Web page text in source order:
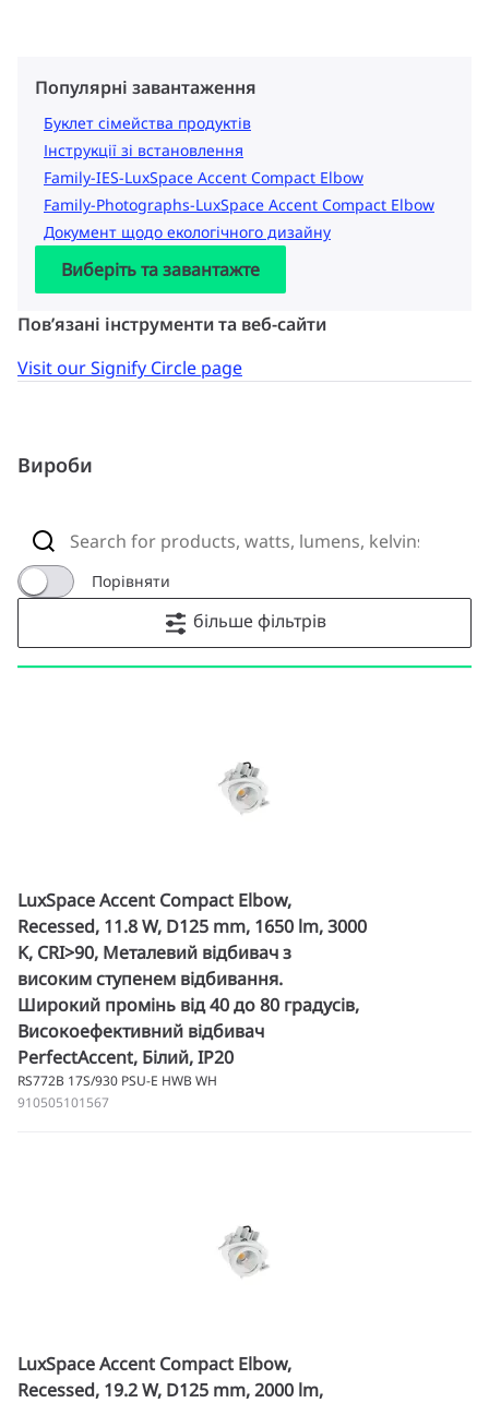
Популярні завантаження
Буклет сімейства продуктів
Інструкції зі встановлення
Family-IES-LuxSpace Accent Compact Elbow
Family-Photographs-LuxSpace Accent Compact Elbow
Документ щодо екологічного дизайну
Виберіть та завантажте
Пов’язані інструменти та веб-сайти
Visit our Signify Circle page
Вироби
Порівняти
більше фільтрів
LuxSpace Accent Compact Elbow,
Recessed, 11.8 W, D125 mm, 1650 lm, 3000
K, CRI>90, Металевий відбивач з
високим ступенем відбивання.
Широкий промінь від 40 до 80 градусів,
Високоефективний відбивач
PerfectAccent, Білий, IP20
RS772B 17S/930 PSU-E HWB WH
910505101567
LuxSpace Accent Compact Elbow,
Recessed, 19.2 W, D125 mm, 2000 lm,